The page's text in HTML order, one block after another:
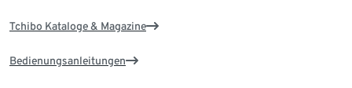
Tchibo Kataloge & Magazine
Bedienungsanleitungen